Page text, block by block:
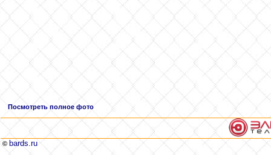
Посмотреть полное фото
© bards.ru